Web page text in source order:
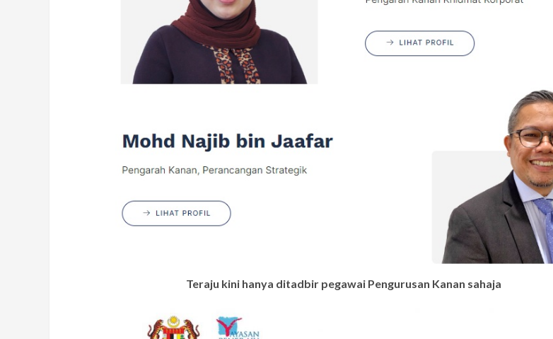
Teraju kini hanya ditadbir pegawai Pengurusan Kanan sahaja